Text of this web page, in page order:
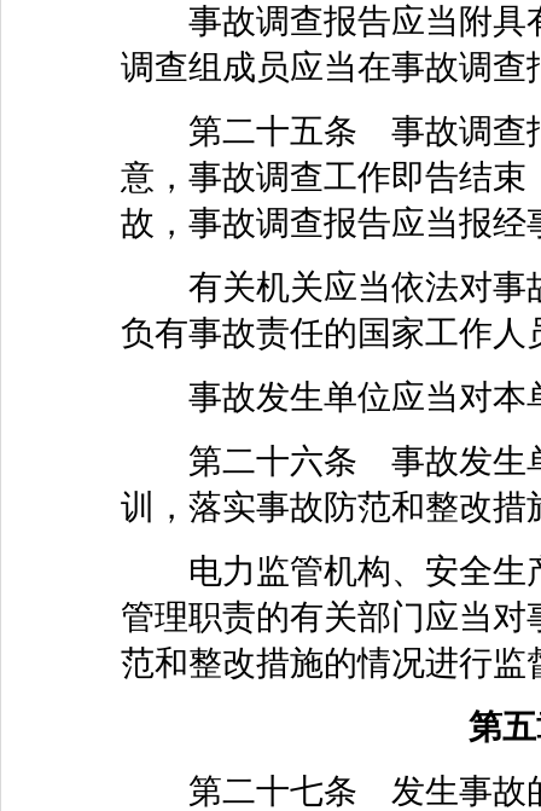
事故调查报告应当附具
调查组成员应当在事故调查
第二十五条 事故调查报
意，事故调查工作即告结
故，事故调查报告应当报
有关机关应当依法对事
负有事故责任的国家工作人
事故发生单位应当对本
第二十六条 事故发生单
训，落实事故防范和整改
电力监管机构、安全生
管理职责的有关部门应当
范和整改措施的情况进行监
第
第二十七条 发生事故的